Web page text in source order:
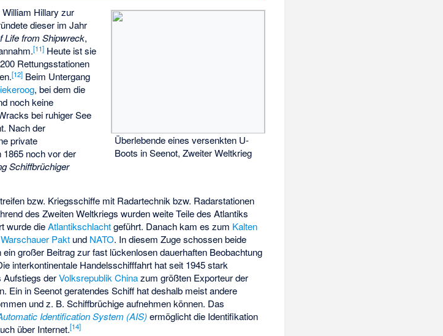
Überlebende eines versenkten U-
Boots in Seenot, Zweiter Weltkrieg
William Hillary zur
dieser im Jahr
Life from Shipwreck,
[11] Heute ist sie
Rettungsstationen
[12] Beim Untergang
, bei dem die
noch keine
bei ruhiger See
Nach der
private
noch vor der
Schiffbrüchiger
bzw. Kriegsschiffe mit Radartechnik bzw. Radarstationen
des Zweiten Weltkriegs wurden weite Teile des Atlantiks
wurde dieAtlantikschlachtgeführt. Danach kam es zum Kalten
Warschauer Pakt und NATO. In diesem Zuge schossen beide
ein großer Beitrag zur fast lückenlosen dauerhaften Beobachtung
interkontinentale Handelsschifffahrt hat seit 1945 stark
Aufstiegs derVolksrepublik Chinazum größten Exporteur der
Ein in Seenot geratendes Schiff hat deshalb meist andere
und z. B. Schiffbrüchige aufnehmen können. Das
Identification System (AIS)ermöglicht die Identifikation
über Internet.[14]